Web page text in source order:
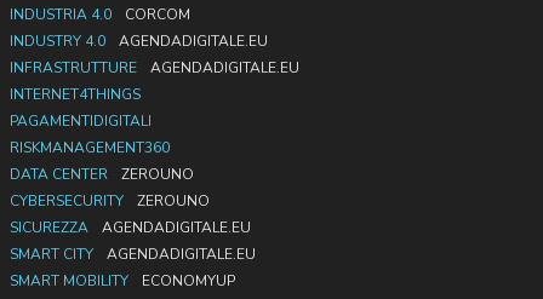
INDUSTRIA 4.0
CORCOM
INDUSTRY 4.0
AGENDADIGITALE.EU
INFRASTRUTTURE
AGENDADIGITALE.EU
INTERNET4THINGS
PAGAMENTIDIGITALI
RISKMANAGEMENT360
DATA CENTER
ZEROUNO
CYBERSECURITY
ZEROUNO
SICUREZZA
AGENDADIGITALE.EU
SMART CITY
AGENDADIGITALE.EU
SMART MOBILITY
ECONOMYUP